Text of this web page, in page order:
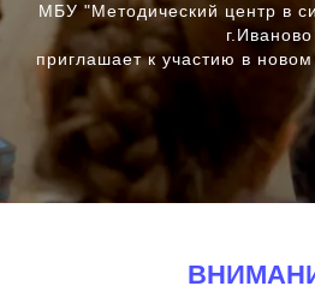
МБУ "Методический центр в
г.Иваново
приглашает к участию в новом